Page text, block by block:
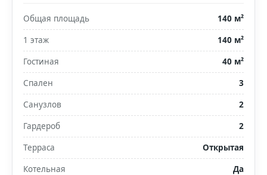
Общая площадь
140 м²
1 этаж
140 м²
Гостиная
40 м²
Спален
3
Санузлов
2
Гардероб
2
Терраса
Открытая
Котельная
Да